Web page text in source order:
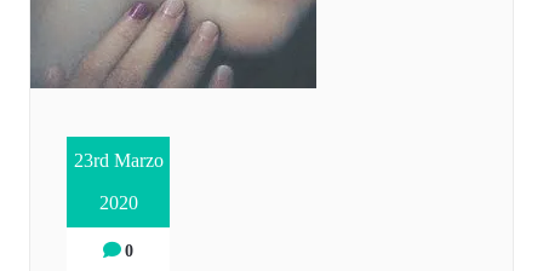
23rd Marzo
2020
0